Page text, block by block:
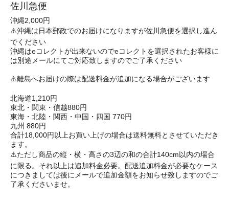
佐川急便
沖縄2,000円
⚠️沖縄は日本郵政でのお届けになりますが佐川急便を選択し進ん
でください
沖縄はeコレクトが出来ないのでeコレクトを選択されたお客様に
は別途メールにてご対応致しますのでご了承ください
⚠️離島へお届けの際は配送料金が追加になる場合がございます
北海道1,210円
東北・関東・信越880円
東海・北陸・関西・中国・四国 770円
九州 880円
合計18,000円以上お買い上げの場合は送料無料とさせていただき
ます。
⚠️ただし商品の縦・横・高さの3辺の和の合計140cm以内の場合
に限る。それ以上は追加料金必要。配送追加料金が必要なケース
につきましては後にメールで追加金額をお知らせ致しますのでご
了承くださいませ。